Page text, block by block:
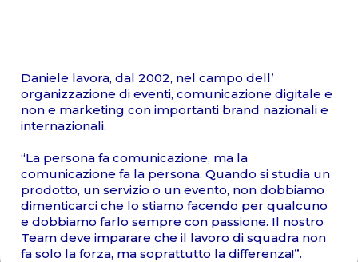
Daniele lavora, dal 2002, nel campo dell’
organizzazione di eventi, comunicazione digitale e
non e marketing con importanti brand nazionali e
internazionali.
“La persona fa comunicazione, ma la
comunicazione fa la persona. Quando si studia un
prodotto, un servizio o un evento, non dobbiamo
dimenticarci che lo stiamo facendo per qualcuno
e dobbiamo farlo sempre con passione. Il nostro
Team deve imparare che il lavoro di squadra non
fa solo la forza, ma soprattutto la differenza!”.